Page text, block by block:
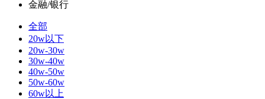
金融/银行
全部
20w以下
20w-30w
30w-40w
40w-50w
50w-60w
60w以上